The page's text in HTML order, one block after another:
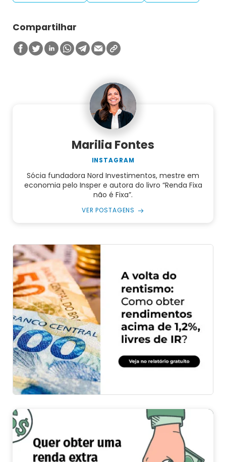
Compartilhar
Marilia Fontes
INSTAGRAM
Sócia fundadora Nord Investimentos, mestre em
economia pelo Insper e autora do livro “Renda Fixa
não é Fixa”.
VER POSTAGENS